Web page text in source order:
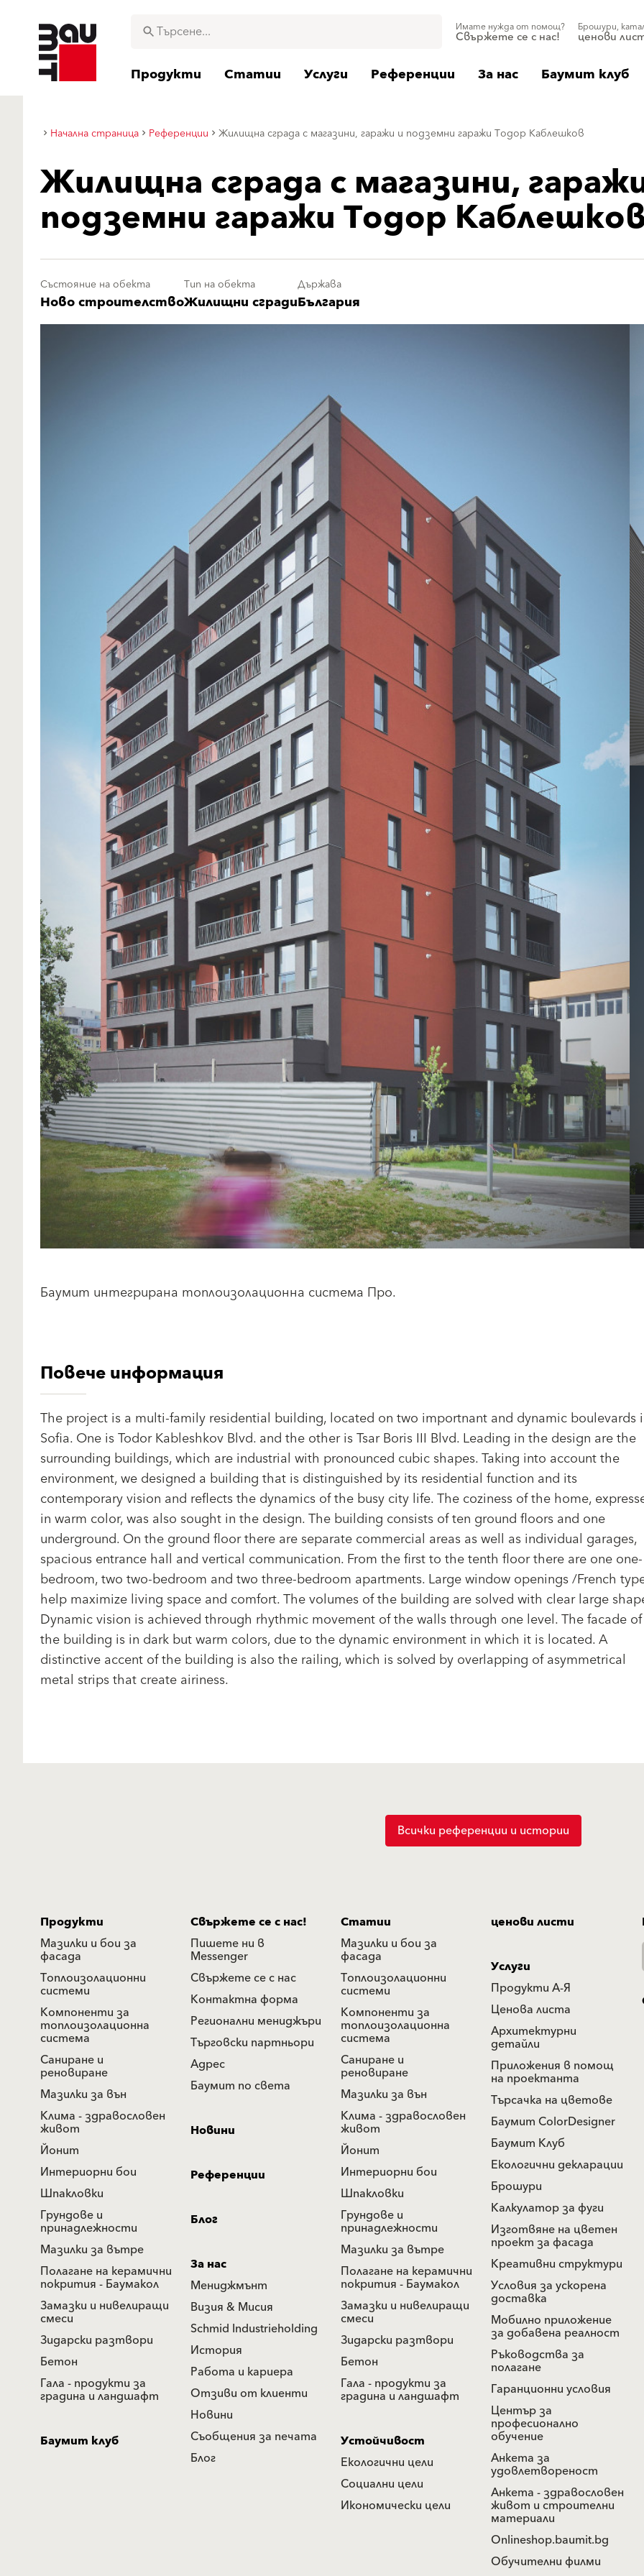
Имате нужда от помощ?
Свържете се с нас!
Брошури,
ценови
Продукти Статии Услуги Референции За нас Баумит клуб
Начална страница Референции Жилищна сграда с магазини, гаражи и подземни гаражи Тодор Каблешков
Жилищна сграда с магазини,
подземни гаражи Тодор
Състояние на обекта
Ново строителство
Тип на обекта
Жилищни сгради
Държава
България
Баумит интегрирана топлоизолационна система Про.
Повече информация
The project is a multi-family residential building, located on two importnant and dynamic boulevards
Sofia. One is Todor Kableshkov Blvd. and the other is Tsar Boris III Blvd. Leading in the design are the
surrounding buildings, which are industrial with pronounced cubic shapes. Taking into account the
environment, we designed a building that is distinguished by its residential function and its
contemporary vision and reflects the dynamics of the busy city life. The coziness of the home,
in warm color, was also sought in the design. The building consists of ten ground floors and one
underground. On the ground floor there are separate commercial areas as well as individual garages,
spacious entrance hall and vertical communication. From the first to the tenth floor there are one one-
bedroom, two two-bedroom and two three-bedroom apartments. Large window openings /French
help maximize living space and comfort. The volumes of the building are solved with clear large
Dynamic vision is achieved through rhythmic movement of the walls through one level. The facade of
the building is in dark but warm colors, due to the dynamic environment in which it is located. A
distinctive accent of the building is also the railing, which is solved by overlapping of asymmetrical
metal strips that create airiness.
Всички референции и истории
Продукти
Мазилки и бои за
фасада
Топлоизолационни
системи
Компоненти за
топлоизолационна
система
Саниране и
реновиране
Мазилки за вън
Клима - здравословен
живот
Йонит
Интериорни бои
Шпакловки
Грундове и
принадлежности
Мазилки за вътре
Полагане на керамични
покрития - Баумакол
Замазки и нивелиращи
смеси
Зидарски разтвори
Бетон
Гала - продукти за
градина и ландшафт
Свържете се с нас!
Пишете ни в
Messenger
Свържете се с нас
Контактна форма
Регионални мениджъри
Търговски партньори
Адрес
Баумит по света
Статии
Мазилки и бои за
фасада
Топлоизолационни
системи
Компоненти за
топлоизолационна
система
Саниране и
реновиране
Мазилки за вън
Клима - здравословен
живот
Йонит
Интериорни бои
Шпакловки
Грундове и
принадлежности
Мазилки за вътре
Полагане на керамични
покрития - Баумакол
Замазки и нивелиращи
смеси
Зидарски разтвори
Бетон
Гала - продукти за
градина и ландшафт
ценови листи
Услуги
Продукти А-Я
Ценова листа
Архитектурни
детайли
Приложения в помощ
на проектанта
Търсачка на цветове
Баумит ColorDesigner
Баумит Клуб
Екологични декларации
Брошури
Калкулатор за фуги
Изготвяне на цветен
проект за фасада
Креативни структури
Условия за ускорена
доставка
Мобилно приложение
за добавена реалност
Ръководства за
полагане
Гаранционни условия
Център за
професионално
обучение
Анкета за
удовлетвореност
Анкета - здравословен
живот и строителни
материали
Onlineshop.baumit.bg
Обучителни филми
Новини
Референции
Блог
За нас
Мениджмънт
Визия & Мисия
Schmid Industrieholding
История
Работа и кариера
Отзиви от клиенти
Новини
Съобщения за печата
Блог
Баумит клуб
Устойчивост
Екологични цели
Социални цели
Икономически цели